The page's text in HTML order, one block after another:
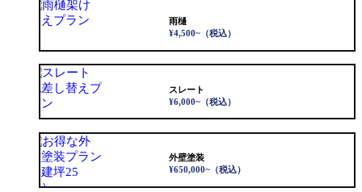
雨樋
¥4,500~ （税込）
スレート
¥6,000~ （税込）
外壁塗装
¥650,000~ （税込）